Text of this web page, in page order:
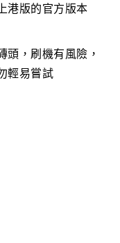
港版的官方版本
頭，刷機有風險，
輕易嘗試